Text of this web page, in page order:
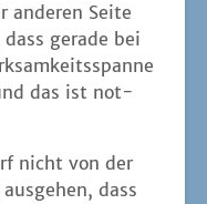
ande­ren Sei­te
gera­de bei
das ist not­
nicht von der
dass